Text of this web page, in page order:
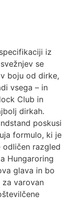
iz
se
boju od dirke,
vsega – in
Club in
dirkah.
poskusi
formulo, ki je
odličen razgled
Hungaroring
glava in bo
varovan